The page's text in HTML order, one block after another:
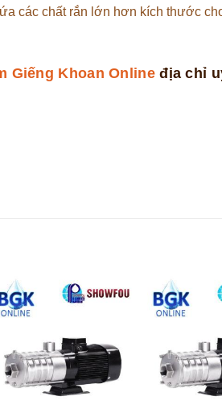
các chất rắn lớn hơn kích thước
Giếng Khoan Onlineđịa chỉ